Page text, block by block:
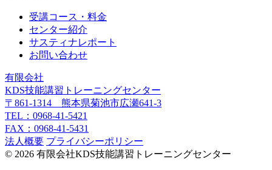
受講コース・料金
センター紹介
サスティナレポート
お問い合わせ
有限会社
KDS技能講習トレーニングセンター
〒861-1314 熊本県菊池市広瀬641-3
TEL：0968-41-5421
FAX：0968-41-5431
法人概要 プライバシーポリシー
© 2026 有限会社KDS技能講習トレーニングセンター